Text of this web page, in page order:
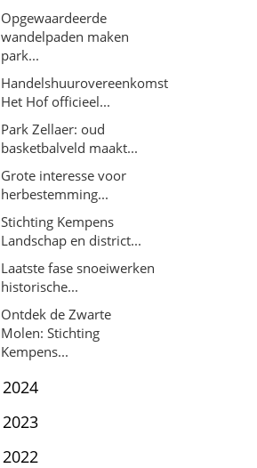
Opgewaardeerde
wandelpaden maken
park...
Handelshuurovereenkomst
Het Hof officieel...
Park Zellaer: oud
basketbalveld maakt...
Grote interesse voor
herbestemming...
Stichting Kempens
Landschap en district...
Laatste fase snoeiwerken
historische...
Ontdek de Zwarte
Molen: Stichting
Kempens...
2024
2023
2022